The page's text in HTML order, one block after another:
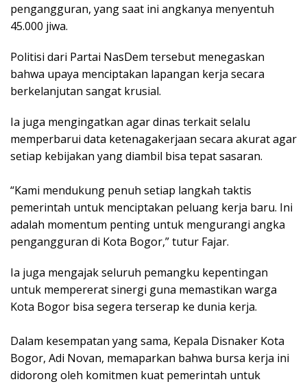
pengangguran, yang saat ini angkanya menyentuh
45.000 jiwa.
Politisi dari Partai NasDem tersebut menegaskan
bahwa upaya menciptakan lapangan kerja secara
berkelanjutan sangat krusial.
Ia juga mengingatkan agar dinas terkait selalu
memperbarui data ketenagakerjaan secara akurat agar
setiap kebijakan yang diambil bisa tepat sasaran.
“Kami mendukung penuh setiap langkah taktis
pemerintah untuk menciptakan peluang kerja baru. Ini
adalah momentum penting untuk mengurangi angka
pengangguran di Kota Bogor,” tutur Fajar.
Ia juga mengajak seluruh pemangku kepentingan
untuk mempererat sinergi guna memastikan warga
Kota Bogor bisa segera terserap ke dunia kerja.
Dalam kesempatan yang sama, Kepala Disnaker Kota
Bogor, Adi Novan, memaparkan bahwa bursa kerja ini
didorong oleh komitmen kuat pemerintah untuk